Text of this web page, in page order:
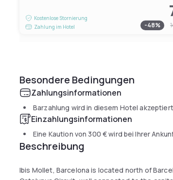
Kostenlose Stornierung
Zahlung im Hotel
-48%
Besondere Bedingungen
Zahlungsinformationen
Barzahlung wird in diesem Hotel akzeptiert
Einzahlungsinformationen
Eine Kaution von 300 €wird bei Ihrer
Beschreibung
Ibis Mollet, Barcelona is located north of